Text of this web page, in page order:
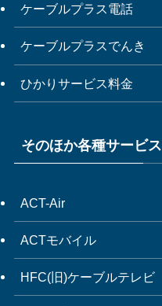
ケーブルプラス電話
ケーブルプラスでんき
ひかりサービス料金
そのほか各種サービス
ACT-Air
ACTモバイル
HFC(旧)ケーブルテレビ